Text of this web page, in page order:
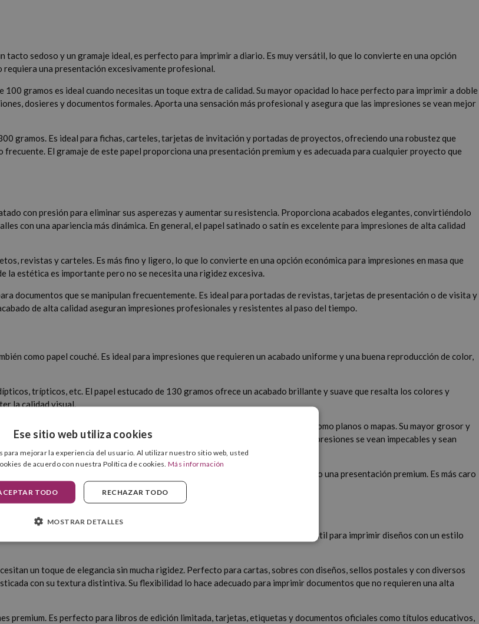
tacto sedoso y un gramaje ideal, es perfecto para imprimir a diario. Es muy versátil, lo que lo convierte en una opción
una presentación excesivamente profesional.
100 gramos es ideal cuando necesitas un toque extra de calidad. Su mayor opacidad lo hace perfecto para imprimir a doble
dosieres y documentos formales. Aporta una sensación más profesional y asegura que las impresiones se vean mejor
gramos. Es ideal para fichas, carteles, tarjetas de invitación y portadas de proyectos, ofreciendo una robustez que
El gramaje de este papel proporciona una presentación premium y es adecuada para cualquier proyecto que
con presión para eliminar sus asperezas y aumentar su resistencia. Proporciona acabados elegantes, convirtiéndolo
con una apariencia más dinámica. En general, el papel satinado o satín es excelente para impresiones de alta calidad
revistas y carteles. Es más fino y ligero, lo que lo convierte en una opción económica para impresiones en masa que
la estética es importante pero no se necesita una rigidez excesiva.
documentos que se manipulan frecuentemente. Es ideal para portadas de revistas, tarjetas de presentación o de visita y
de alta calidad aseguran impresiones profesionales y resistentes al paso del tiempo.
como papel couché. Es ideal para impresiones que requieren un acabado uniforme y una buena reproducción de color,
trípticos, etc. El papel estucado de 130 gramos ofrece un acabado brillante y suave que resalta los colores y
la calidad visual.
para proyectos que necesitan atraer la atención con imágenes y gráficos como planos o mapas. Su mayor grosor y
proporcionando una sensación de alta calidad y asegurando que tus impresiones se vean impecables y sean
El papel estucado de 300 gramos es muy grueso y rígido, proporcionando una presentación premium. Es más caro
se mantendrán en perfecto estado y obtendrán un toque muy profesional.
existiendo también una opción de papel verjurado blanco. Resulta muy útil para imprimir diseños con un estilo
un toque de elegancia sin mucha rigidez. Perfecto para cartas, sobres con diseños, sellos postales y con diversos
con su textura distintiva. Su flexibilidad lo hace adecuado para imprimir documentos que no requieren una alta
premium. Es perfecto para libros de edición limitada, tarjetas, etiquetas y documentos oficiales como títulos educativos,
Ese sitio web utiliza cookies
para mejorar la experiencia del usuario. Al utilizar nuestro sitio web, usted
de acuerdo con nuestra Política de cookies.Más información
TODO RECHAZAR TODO
MOSTRAR DETALLES